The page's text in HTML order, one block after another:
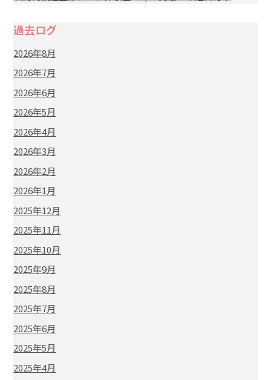
過去ログ
2026年8月
2026年7月
2026年6月
2026年5月
2026年4月
2026年3月
2026年2月
2026年1月
2025年12月
2025年11月
2025年10月
2025年9月
2025年8月
2025年7月
2025年6月
2025年5月
2025年4月